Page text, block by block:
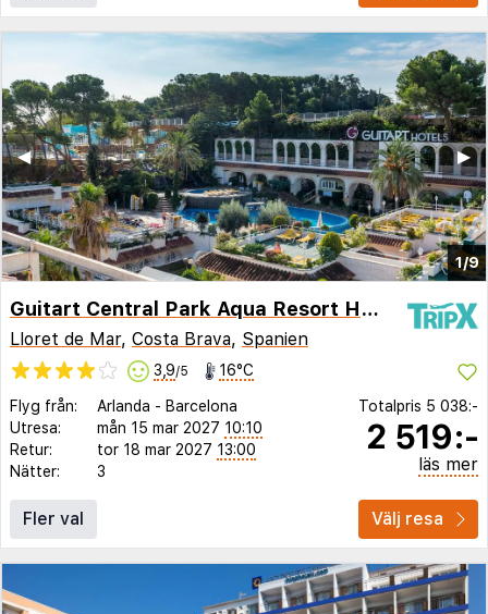
1/9
▶︎
◀︎
Guitart Central Park Aqua Resort Hotel
Lloret de Mar, Costa Brava, Spanien
3,9/5 16°C
Flyg från: Arlanda - Barcelona
Utresa:
mån 15 mar 2027 10:10
Retur:
tor 18 mar 2027 13:00
Nätter:
3
Totalpris 5 038:-
2 519:-
läs mer
Fler val Välj resa